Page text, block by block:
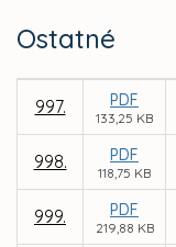
Ostatné
997. PDF
133,25 KB
998. PDF
118,75 KB
999. PDF
219,88 KB